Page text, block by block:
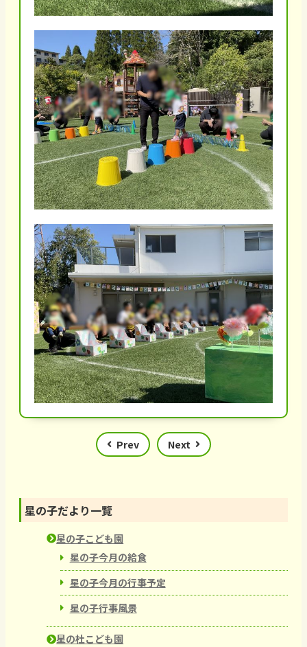
Prev Next
星の子だより一覽
星の子こども園
星の子今月の給食
星の子今月の行事予定
星の子行事風景
星の杜こども園